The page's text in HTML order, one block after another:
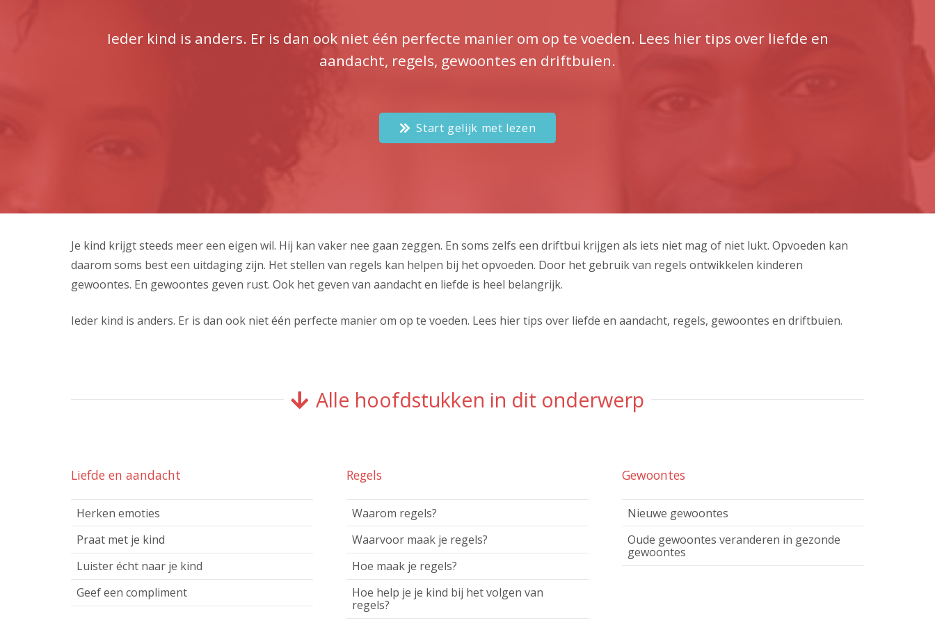
Ieder kind is anders. Er is dan ook niet één perfecte manier om op te voeden. Lees hier tips over liefde en
aandacht, regels, gewoontes en driftbuien.
Start gelijk met lezen
Je kind krijgt steeds meer een eigen wil. Hij kan vaker nee gaan zeggen. En soms zelfs een driftbui krijgen als iets niet mag of niet lukt. Opvoeden kan
daarom soms best een uitdaging zijn. Het stellen van regels kan helpen bij het opvoeden. Door het gebruik van regels ontwikkelen kinderen
gewoontes. En gewoontes geven rust. Ook het geven van aandacht en liefde is heel belangrijk.
Ieder kind is anders. Er is dan ook niet één perfecte manier om op te voeden. Lees hier tips over liefde en aandacht, regels, gewoontes en driftbuien.
Alle hoofdstukken in dit onderwerp
Liefde en aandacht
Herken emoties
Praat met je kind
Luister écht naar je kind
Geef een compliment
Regels
Waarom regels?
Waarvoor maak je regels?
Hoe maak je regels?
Hoe help je je kind bij het volgen van
regels?
Gewoontes
Nieuwe gewoontes
Oude gewoontes veranderen in gezonde
gewoontes